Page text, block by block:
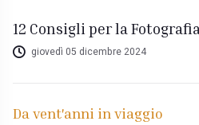
12 Consigli per la
giovedì 05 dicembre 2024
Da vent'anni in viaggio